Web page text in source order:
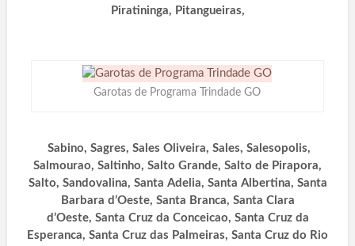
Piratininga, Pitangueiras,
Garotas de Programa Trindade GO
Sabino, Sagres, Sales Oliveira, Sales, Salesopolis,
Salmourao, Saltinho, Salto Grande, Salto de Pirapora,
Salto, Sandovalina, Santa Adelia, Santa Albertina, Santa
Barbara d’Oeste, Santa Branca, Santa Clara
d’Oeste, Santa Cruz da Conceicao, Santa Cruz da
Esperanca, Santa Cruz das Palmeiras, Santa Cruz do Rio